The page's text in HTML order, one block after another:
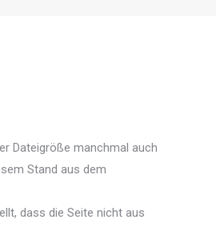
Dateigröße manchmal auch
Stand aus dem
dass die Seite nicht aus